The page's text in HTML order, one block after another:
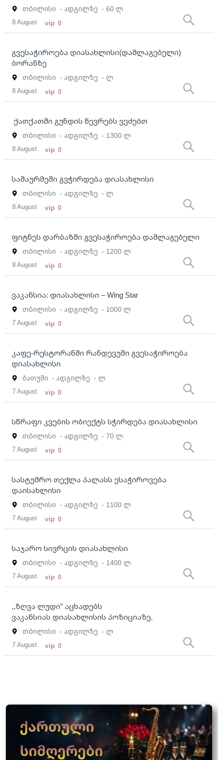
თბილისი - ადგილზე - 60 ლ
8 August vip 0
გვესაჭიროება დიასახლისი(დამლაგებელი)
ბორანზე
თბილისი - ადგილზე - ლ
8 August vip 0
ქათქათში გუნდის წევრებს ვეძებთ
თბილისი - ადგილზე - 1300 ლ
8 August vip 0
საშაურმეში გვჭირდება დიასახლისი
თბილისი - ადგილზე - ლ
8 August vip 0
ფიტნეს დარბაზში გვესაჭიროება დამლაგებელი
თბილისი - ადგილზე - 1200 ლ
8 August vip 0
ვაკანსია: დიასახლისი – Wing Star
თბილისი - ადგილზე - 1000 ლ
7 August vip 0
კაფე-რესტორანში რანდევუში გვესაჭიროება
დიასახლისი
ბათუმი - ადგილზე - ლ
7 August vip 0
სწრაფი კვების ობიექტს სჭირდება დიასახლისი
თბილისი - ადგილზე - 70 ლ
7 August vip 0
სასტუმრო თექლა პალასს ესაჭიროვება
დაისახლისი
თბილისი - ადგილზე - 1100 ლ
7 August vip 0
საჯარო სივრცის დიასახლისი
თბილისი - ადგილზე - 1400 ლ
7 August vip 0
,,ზღვა ლუდი” აცხადებს
ვაკანსიას დიასახლისის პოზიციაზე.
თბილისი - ადგილზე - ლ
7 August vip 0